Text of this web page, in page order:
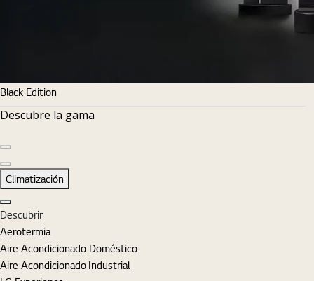
Black Edition
Descubre la gama
Diapositiva siguiente
Climatización
Cerrar
Descubrir
Aerotermia
Aire Acondicionado Doméstico
Aire Acondicionado Industrial